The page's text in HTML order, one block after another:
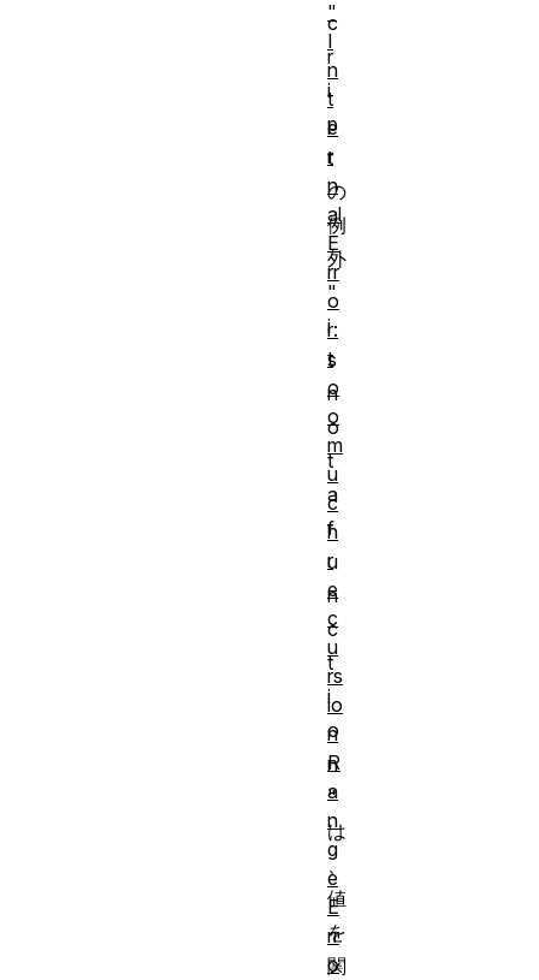
c
r
i
p
t
の
例
外
"
i
s
n
o
t
a
f
u
n
c
t
i
o
n
"
は
、
値
を
関
"
I
n
t
e
r
n
al
E
rr
o
r:
t
o
o
m
u
c
h
r
e
c
u
rs
io
n
R
a
n
g
e
E
rr
o